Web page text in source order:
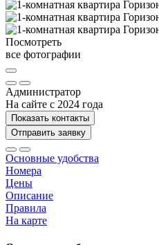
Посмотреть
все фотографии
Администратор
На сайте с 2024 года
Показать контакты
Отправить заявку
Основные удобства
Номера
Цены
Описание
Правила
На карте